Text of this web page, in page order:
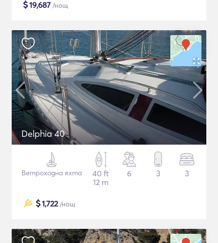
$19,687 /нощ
Delphia 40
Ветроходна яхта
40 ft
12 m
6 3 3
$1,722/нощ